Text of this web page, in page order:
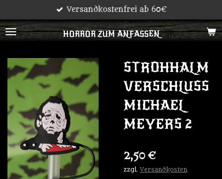
Hauptinhalt
springen
HORROR ZUM ANFASSEN
Versandkostenfrei ab 60€
STROHHALM
VERSCHLUSS
MICHAEL
MEYERS 2
2,50 €
zzgl. Versandkosten